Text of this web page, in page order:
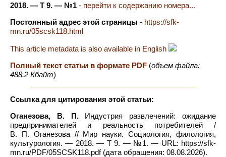
2018. — Т 9. — №1 - перейти к содержанию номера...
Постоянный адрес этой страницы - https://sfk-
mn.ru/05scsk118.html
This article metadata is also available in English
Полный текст статьи в формате PDF (объем файла:
488.2 Кбайт)
Ссылка для цитирования этой статьи:
Оганезова, В. П.Индустрия развлечений: ожидание
предпринимателей и реальность потребителей /
В. П. Оганезова // Мир науки. Социология, филология,
культурология. — 2018. — Т 9. — №1. — URL: https://sfk-
mn.ru/PDF/05SCSK118.pdf (дата обращения: 08.08.2026).